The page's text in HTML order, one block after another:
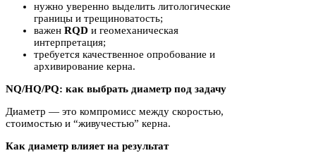
нужно уверенно выделить литологические
границы и трещиноватость;
важен RQD и геомеханическая
интерпретация;
требуется качественное опробование и
архивирование керна.
NQ/HQ/PQ: как выбрать диаметр под задачу
Диаметр — это компромисс между скоростью,
стоимостью и “живучестью” керна.
Как диаметр влияет на результат